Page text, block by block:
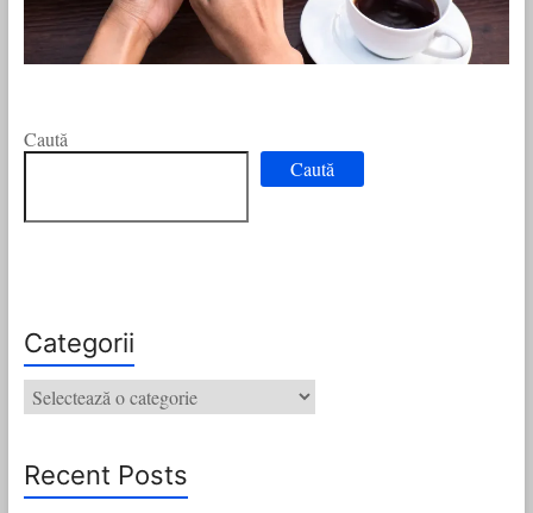
Caută
Caută
Categorii
Categorii
Recent Posts